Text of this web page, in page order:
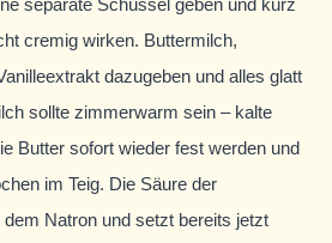
cremig wirken. Buttermilch,
dazugeben und alles glatt
sollte zimmerwarm sein – kalte
Butter sofort wieder fest werden und
im Teig. Die Säure der
Natron und setzt bereits jetzt